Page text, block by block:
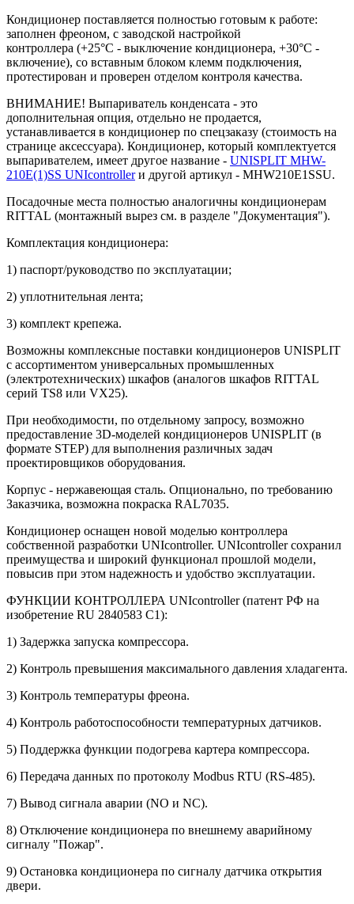
Кондиционер поставляется полностью готовым к работе:
заполнен фреоном, с заводской настройкой
контроллера (+25°С - выключение кондиционера, +30°С -
включение), со вставным блоком клемм подключения,
протестирован и проверен отделом контроля качества.
ВНИМАНИЕ! Выпариватель конденсата - это
дополнительная опция, отдельно не продается,
устанавливается в кондиционер по спецзаказу (стоимость на
странице аксессуара). Кондиционер, который комплектуется
выпаривателем, имеет другое название - UNISPLIT MHW-
210E(1)SS UNIcontrollerи другой артикул - MHW210E1SSU.
Посадочные места полностью аналогичны кондиционерам
RITTAL (монтажный вырез см. в разделе "Документация").
Комплектация кондиционера:
1) паспорт/руководство по эксплуатации;
2) уплотнительная лента;
3) комплект крепежа.
Возможны комплексные поставки кондиционеров UNISPLIT
c ассортиментом универсальных промышленных
(электротехнических) шкафов (аналогов шкафов RITTAL
серий TS8 или VX25).
При необходимости, по отдельному запросу, возможно
предоставление 3D-моделей кондиционеров UNISPLIT (в
формате STEP) для выполнения различных задач
проектировщиков оборудования.
Корпус - нержавеющая сталь. Опционально, по требованию
Заказчика, возможна покраска RAL7035.
Кондиционер оснащен новой моделью контроллера
собственной разработки UNIcontroller. UNIcontroller сохранил
преимущества и широкий функционал прошлой модели,
повысив при этом надежность и удобство эксплуатации.
ФУНКЦИИ КОНТРОЛЛЕРА UNIcontroller (патент РФ на
изобретение RU 2840583 C1):
1) Задержка запуска компрессора.
2) Контроль превышения максимального давления хладагента.
3) Контроль температуры фреона.
4) Контроль работоспособности температурных датчиков.
5) Поддержка функции подогрева картера компрессора.
6) Передача данных по протоколу Modbus RTU (RS-485).
7) Вывод сигнала аварии (NO и NC).
8) Отключение кондиционера по внешнему аварийному
сигналу "Пожар".
9) Остановка кондиционера по сигналу датчика открытия
двери.